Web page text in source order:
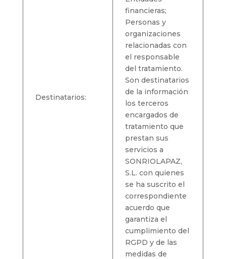
Destinatarios:
financieras;
Personas y
organizaciones
relacionadas con
el responsable
del tratamiento.
Son destinatarios
de la información
los terceros
encargados de
tratamiento que
prestan sus
servicios a
SONRIOLAPAZ,
S.L. con quienes
se ha suscrito el
correspondiente
acuerdo que
garantiza el
cumplimiento del
RGPD y de las
medidas de